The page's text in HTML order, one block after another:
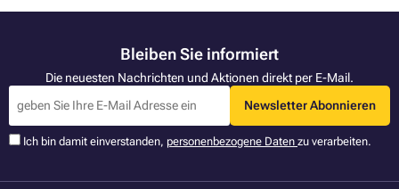
Bleiben Sie informiert
Die neuesten Nachrichten und Aktionen direkt per E-Mail.
Newsletter Abonnieren
Ich bin damit einverstanden, personenbezogene Daten zu verarbeiten.